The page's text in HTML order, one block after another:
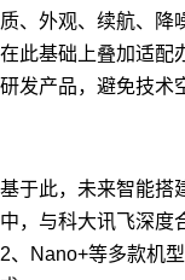
质、外观、续航、降
在此基础上叠加适配
研发产品，避免技术
基于此，未来智能搭
中，与科大讯飞深度
2、Nano+等多款机